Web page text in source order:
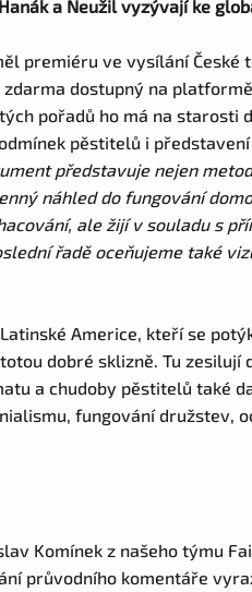
a Neužil vyzývají ke
premiéru ve vysílání České
zdarma dostupný na
pořadů ho má na starosti
pěstitelů i
představuje nejen
náhled do fungování
ale žijí v souladu s
řadě oceňujeme také
Americe, kteří se
dobré sklizně. Tu zesilují
a chudoby pěstitelů také
fungování družstev,
Komínek z našeho týmu
průvodního komentáře